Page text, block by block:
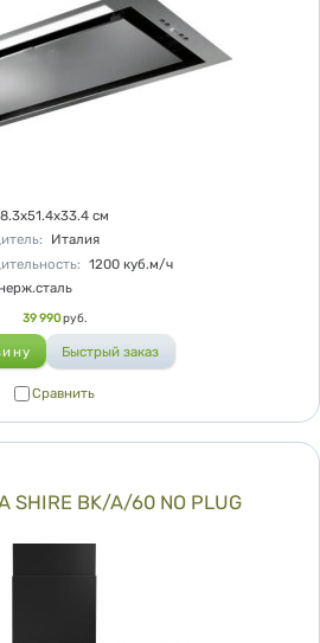
см
:
Италия
: 1200 куб.м/ч
39 990 руб.
Сравнить
SHIRE BK/A/60 NO PLUG